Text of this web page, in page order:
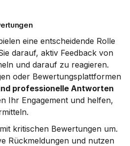
eine entscheidende Rolle
darauf, aktiv Feedback von
und darauf zu reagieren.
oder Bewertungsplattformen
professionelle Antworten
Ihr Engagement und helfen,
kritischen Bewertungen um.
Rückmeldungen und nutzen